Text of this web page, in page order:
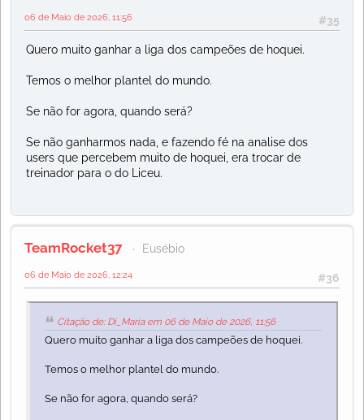
#35
06 de Maio de 2026, 11:56
Quero muito ganhar a liga dos campeões de hoquei.
Temos o melhor plantel do mundo.
Se não for agora, quando será?
Se não ganharmos nada, e fazendo fé na analise dos
users que percebem muito de hoquei, era trocar de
treinador para o do Liceu.
TeamRocket37 Eusébio
#36
06 de Maio de 2026, 12:24
Citação de: Di_Maria em 06 de Maio de 2026, 11:56
Quero muito ganhar a liga dos campeões de hoquei.
Temos o melhor plantel do mundo.
Se não for agora, quando será?